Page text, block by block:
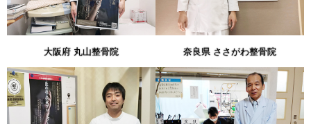
大阪府 丸山整骨院 奈良県 ささがわ整骨院